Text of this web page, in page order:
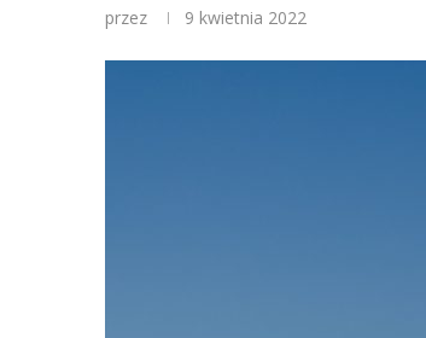
przez 9 kwietnia 2022